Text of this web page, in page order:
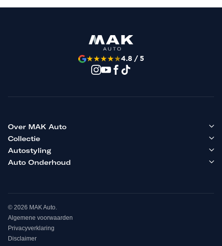
★★★★★4.8 / 5
Over MAK Auto
Collectie
Autostyling
Auto Onderhoud
© 2026 MAK Auto.
Algemene voorwaarden
Privacyverklaring
Disclaimer